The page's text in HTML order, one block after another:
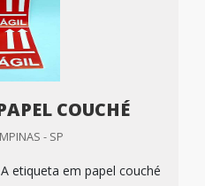
COUCHÉ
- SP
etiqueta em papel couché